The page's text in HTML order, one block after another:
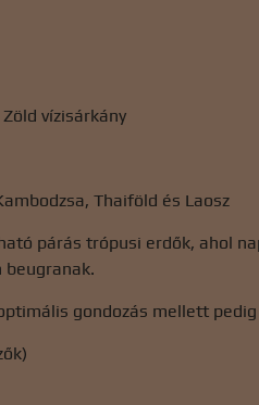
vízisárkány
Thaiföld és Laosz
párás trópusi erdők, ahol
beugranak.
gondozás mellett pedig